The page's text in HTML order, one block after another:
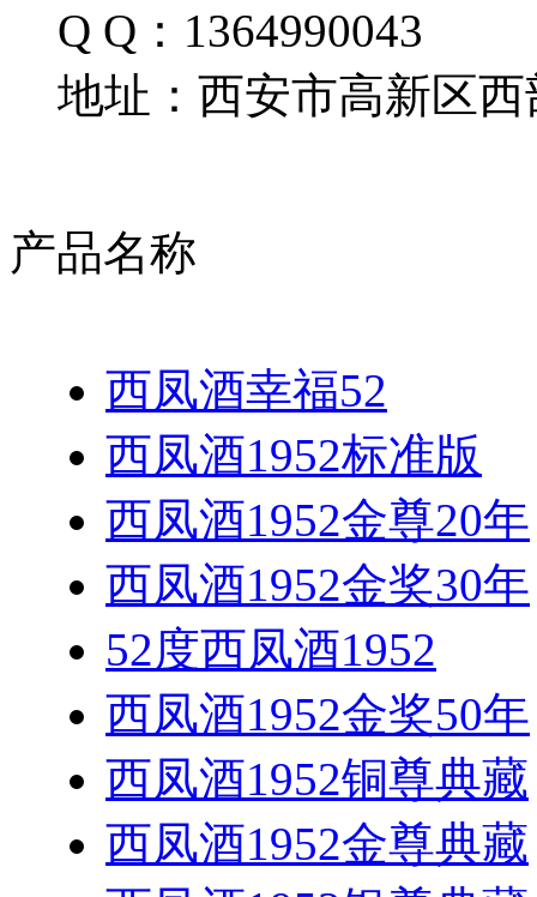
Q Q：1364990043
地址：西安市高新区西
产品名称
西凤酒幸福52
西凤酒1952标准版
西凤酒1952金尊20年
西凤酒1952金奖30年
52度西凤酒1952
西凤酒1952金奖50年
西凤酒1952铜尊典藏
西凤酒1952金尊典藏